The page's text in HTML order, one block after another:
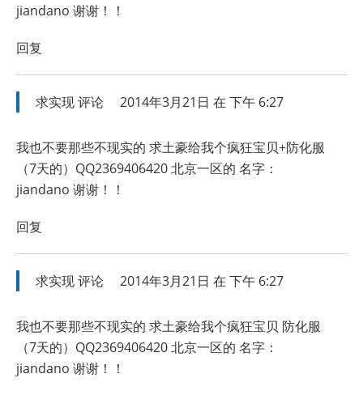
jiandano 谢谢！！
回复
求实现评论 2014年3月21日 在 下午 6:27
我也不要那些不现实的 求土豪给我个疯狂宝贝+防化服
（7天的）QQ2369406420 北京一区的 名字：
jiandano 谢谢！！
回复
求实现评论 2014年3月21日 在 下午 6:27
我也不要那些不现实的 求土豪给我个疯狂宝贝 防化服
（7天的）QQ2369406420 北京一区的 名字：
jiandano 谢谢！！